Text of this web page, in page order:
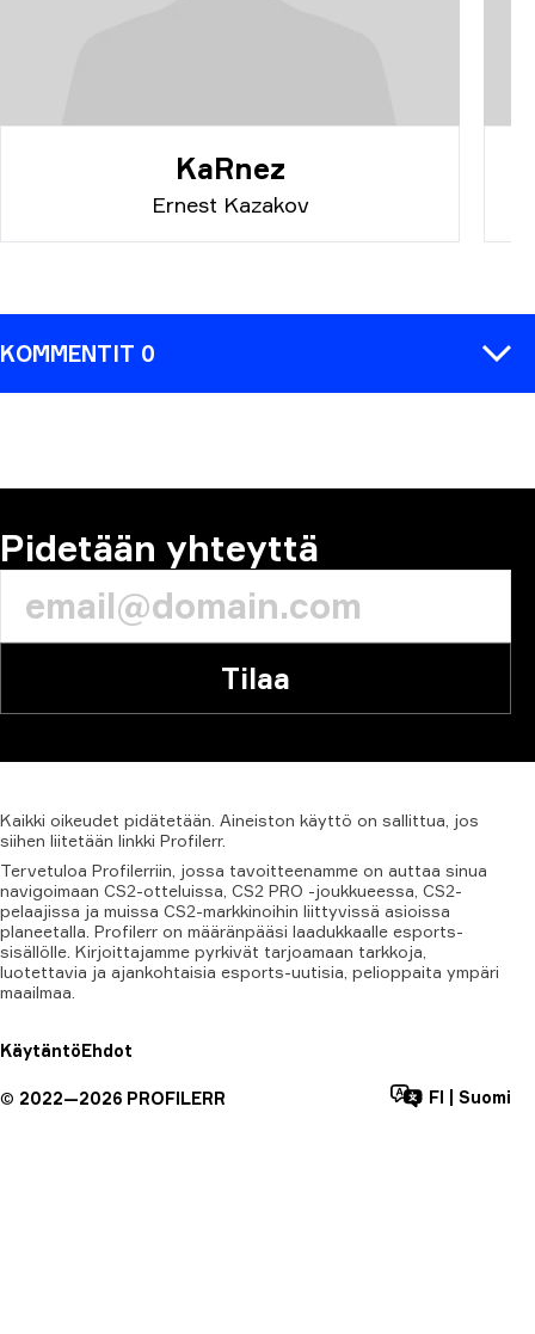
KaRnez
Ernest Kazakov
KOMMENTIT 0
Pidetään yhteyttä
Tilaa
Kaikki oikeudet pidätetään. Aineiston käyttö on sallittua, jos
siihen liitetään linkki Profilerr.
Tervetuloa Profilerriin, jossa tavoitteenamme on auttaa sinua
navigoimaan CS2-otteluissa, CS2 PRO -joukkueessa, CS2-
pelaajissa ja muissa CS2-markkinoihin liittyvissä asioissa
planeetalla. Profilerr on määränpääsi laadukkaalle esports-
sisällölle. Kirjoittajamme pyrkivät tarjoamaan tarkkoja,
luotettavia ja ajankohtaisia esports-uutisia, pelioppaita ympäri
maailmaa.
KäytäntöEhdot
© 2022—2026 PROFILERR FI Suomi